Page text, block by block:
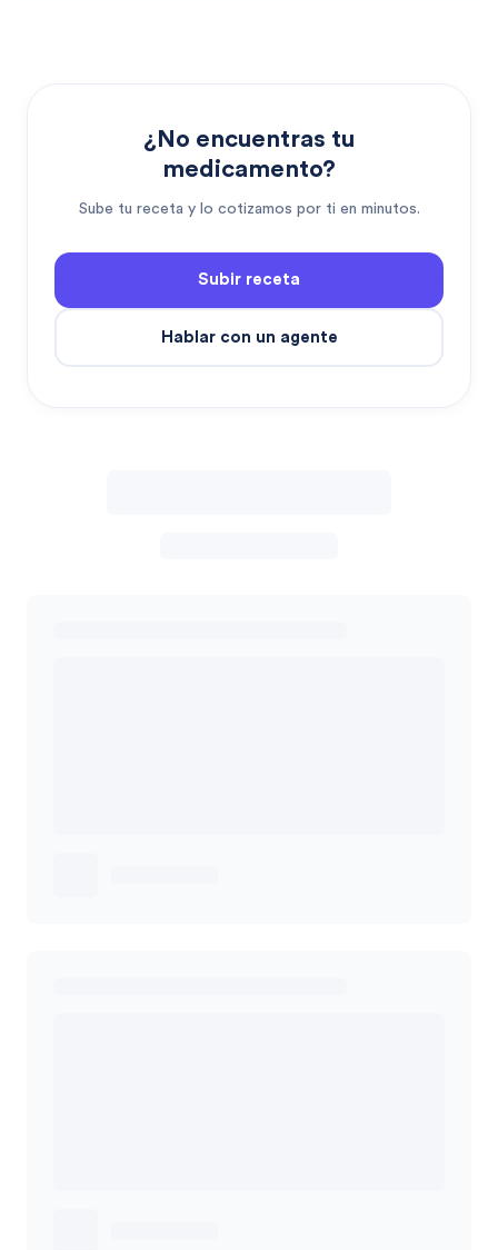
¿No encuentras tu
medicamento?
Sube tu receta y lo cotizamos por ti en minutos.
Subir receta
Hablar con un agente